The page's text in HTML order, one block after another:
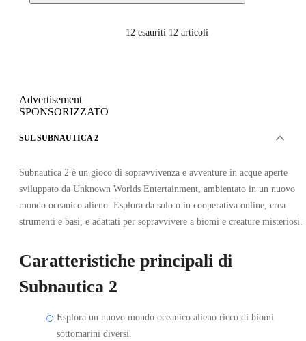
12 esauriti 12 articoli
Advertisement
SPONSORIZZATO
SUL SUBNAUTICA 2
Subnautica 2 è un gioco di sopravvivenza e avventure in acque aperte
sviluppato da Unknown Worlds Entertainment, ambientato in un nuovo
mondo oceanico alieno. Esplora da solo o in cooperativa online, crea
strumenti e basi, e adattati per sopravvivere a biomi e creature misteriosi.
Caratteristiche principali di
Subnautica 2
Esplora un nuovo mondo oceanico alieno ricco di biomi
sottomarini diversi.